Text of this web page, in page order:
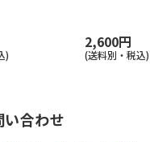
)
2,600円
(送料別・税込)
い合わせ